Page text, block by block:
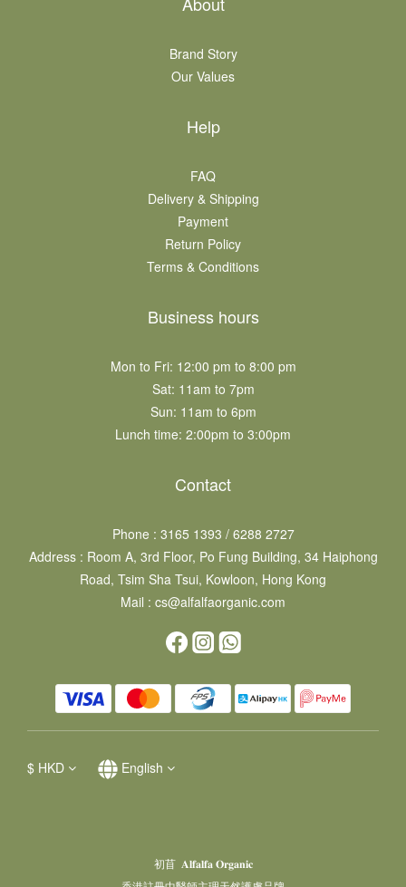
Brand Story
Our Values
Help
FAQ
Delivery & Shipping
Payment
Return Policy
Terms & Conditions
Business hours
Mon to Fri: 12:00 pm to 8:00 pm
Sat: 11am to 7pm​
Sun: 11am to 6pm​
Lunch time: 2:00pm to 3:00pm
Contact
Phone : 3165 1393 / 6288 2727
Address : Room A, 3rd Floor, Po Fung Building, 34 Haiphong
Road, Tsim Sha Tsui, Kowloon, Hong Kong
Mail : cs@alfalfaorganic.com
$ HKD English
初苜 𝐀𝐥𝐟𝐚𝐥𝐟𝐚 𝐎𝐫𝐠𝐚𝐧𝐢𝐜